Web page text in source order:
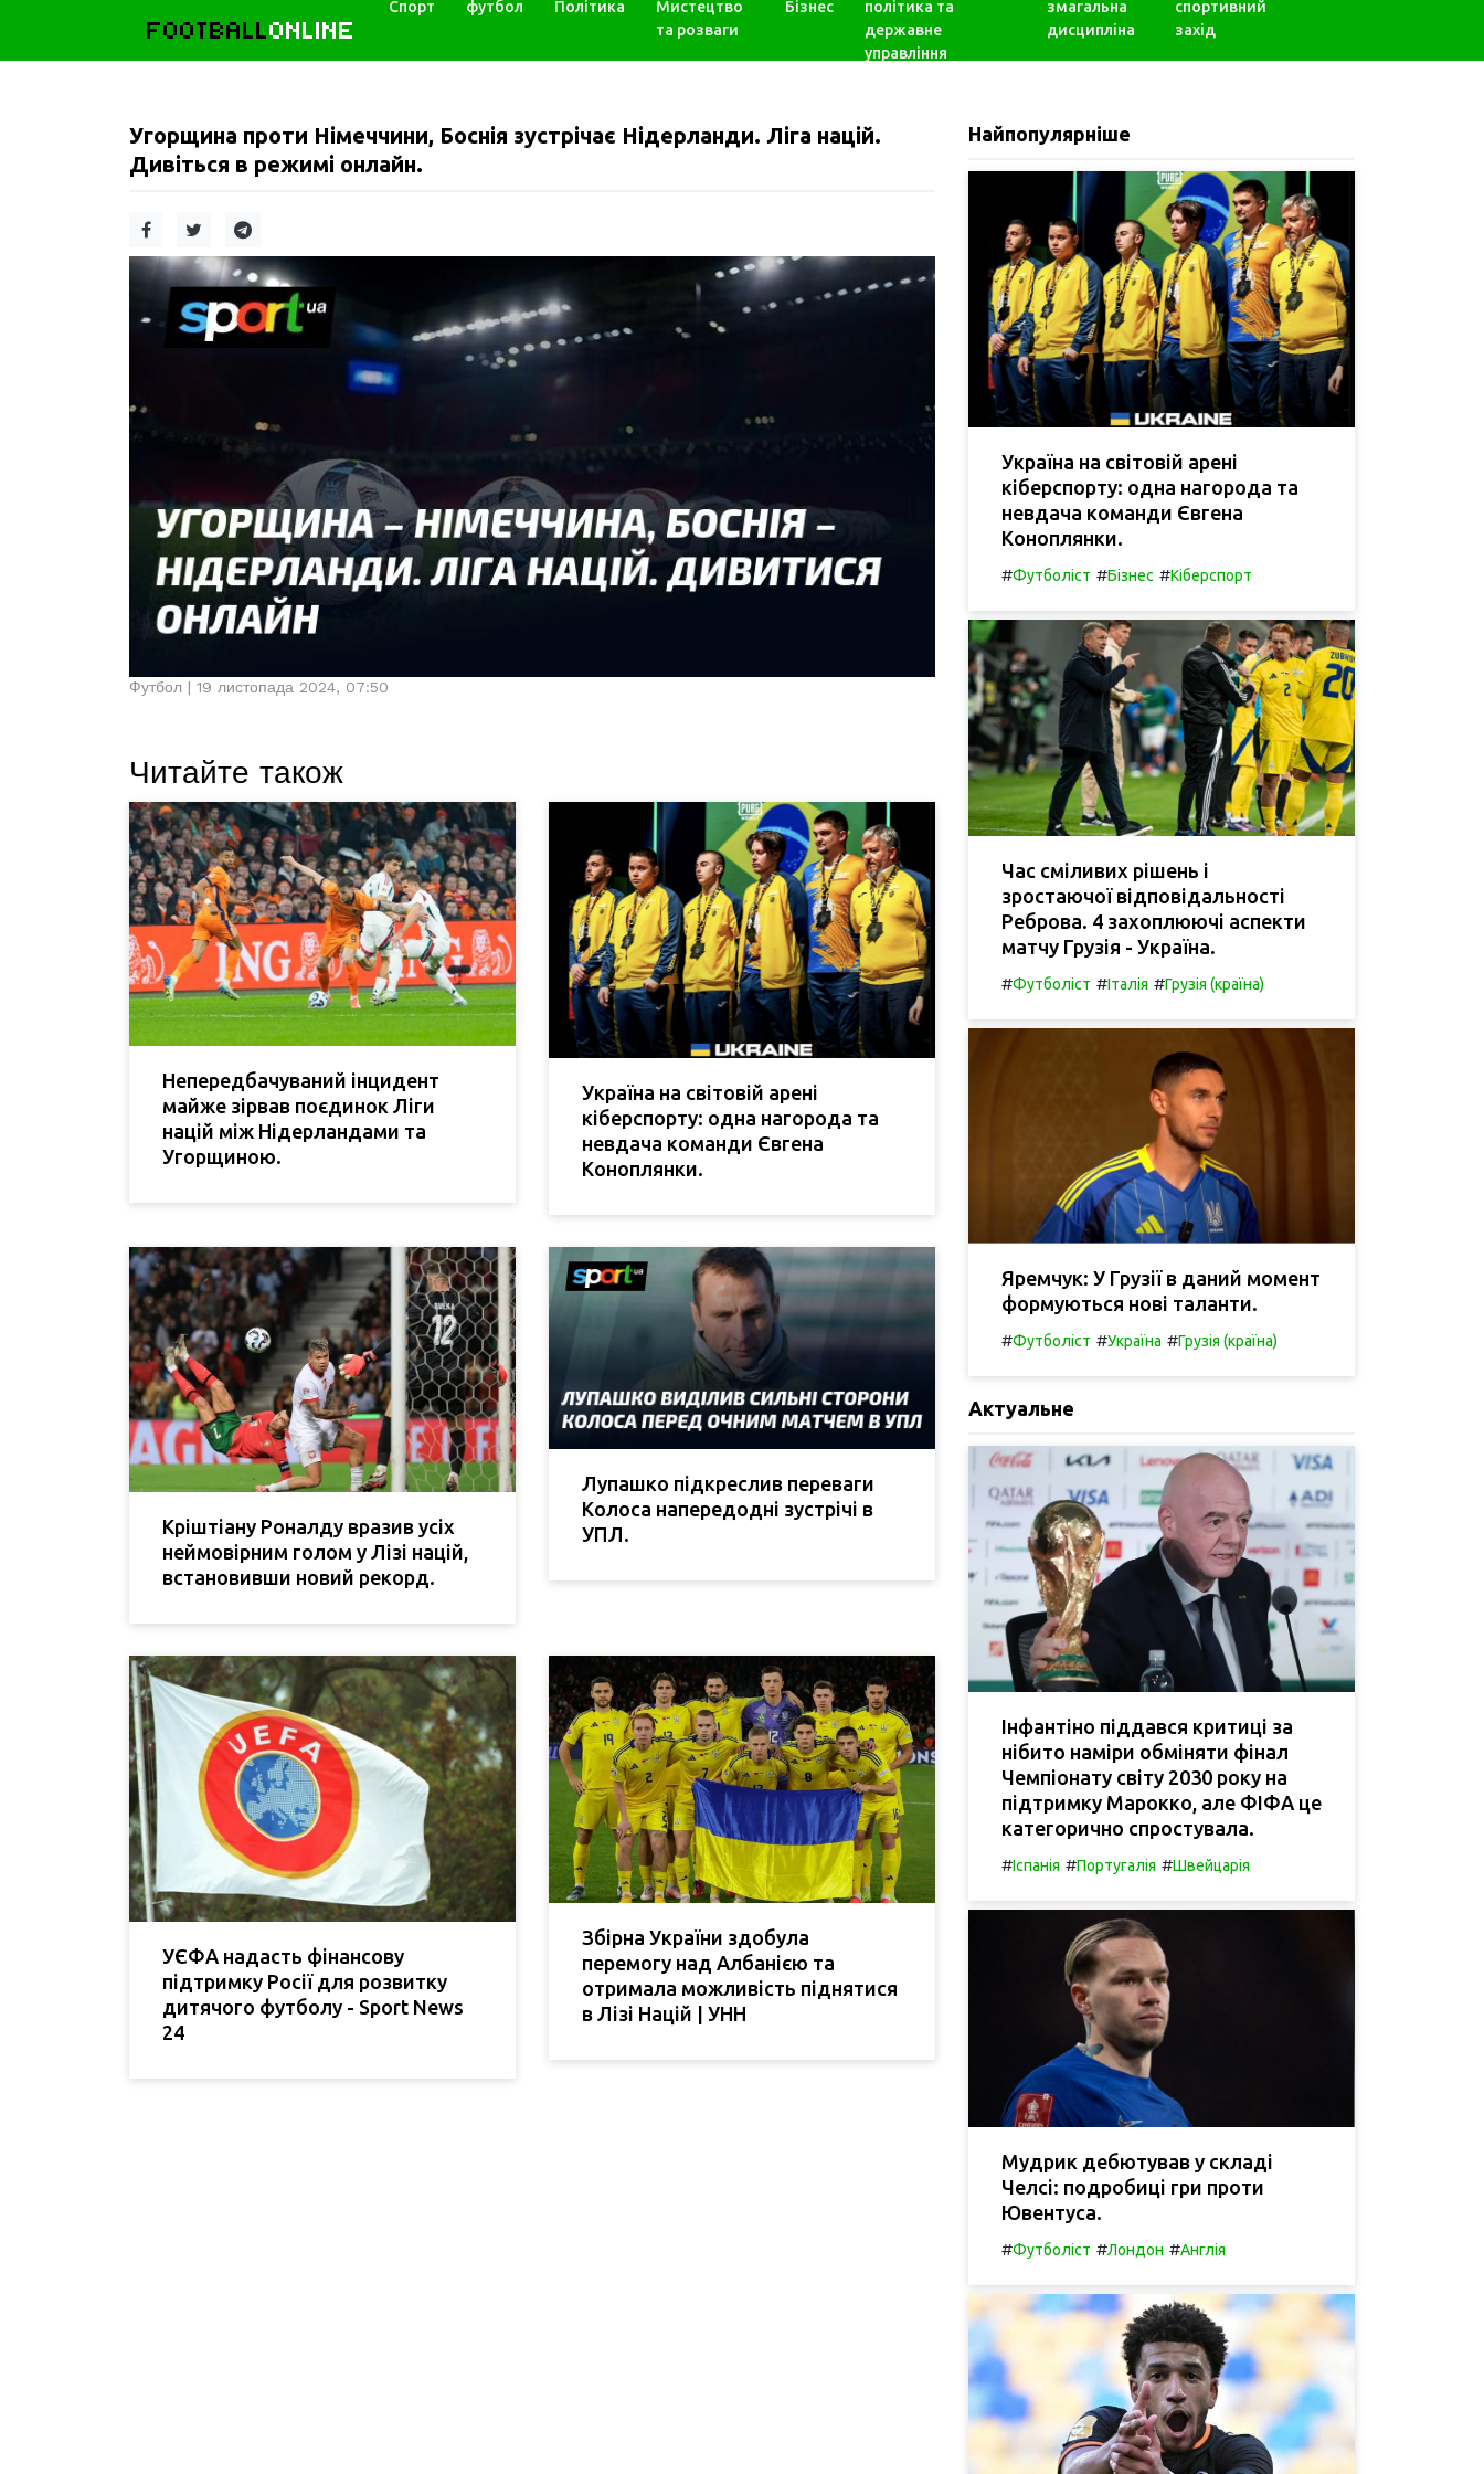
FOOTBALLONLINE
Спорт футбол Політика
Мистецтво
та розваги
Бізнес
політика та
державне
управління
змагальна
дисципліна
спортивний
захід
Угорщина проти Німеччини, Боснія зустрічає Нідерланди. Ліга націй.
Дивіться в режимі онлайн.
Футбол | 19 листопада 2024, 07:50
Читайте також
Непередбачуваний інцидент
майже зірвав поєдинок Ліги
націй між Нідерландами та
Угорщиною.
Україна на світовій арені
кіберспорту: одна нагорода та
невдача команди Євгена
Коноплянки.
Кріштіану Роналду вразив усіх
неймовірним голом у Лізі націй,
встановивши новий рекорд.
Лупашко підкреслив переваги
Колоса напередодні зустрічі в
УПЛ.
УЄФА надасть фінансову
підтримку Росії для розвитку
дитячого футболу - Sport News
24
Збірна України здобула
перемогу над Албанією та
отримала можливість піднятися
в Лізі Націй | УНН
Найпопулярніше
Україна на світовій арені
кіберспорту: одна нагорода та
невдача команди Євгена
Коноплянки.
#Футболіст #Бізнес #Кіберспорт
Час сміливих рішень і
зростаючої відповідальності
Реброва. 4 захоплюючі аспекти
матчу Грузія - Україна.
#Футболіст #Італія #Грузія (країна)
Яремчук: У Грузії в даний момент
формуються нові таланти.
#Футболіст #Україна #Грузія (країна)
Актуальне
Інфантіно піддався критиці за
нібито наміри обміняти фінал
Чемпіонату світу 2030 року на
підтримку Марокко, але ФІФА це
категорично спростувала.
#Іспанія #Португалія #Швейцарія
Мудрик дебютував у складі
Челсі: подробиці гри проти
Ювентуса.
#Футболіст #Лондон #Англія